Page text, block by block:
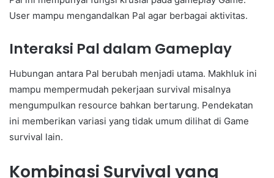
User mampu mengandalkan Pal agar berbagai aktivitas.
Interaksi Pal dalam Gameplay
Hubungan antara Pal berubah menjadi utama. Makhluk ini
mampu mempermudah pekerjaan survival misalnya
mengumpulkan resource bahkan bertarung. Pendekatan
ini memberikan variasi yang tidak umum dilihat di Game
survival lain.
Kombinasi Survival yang